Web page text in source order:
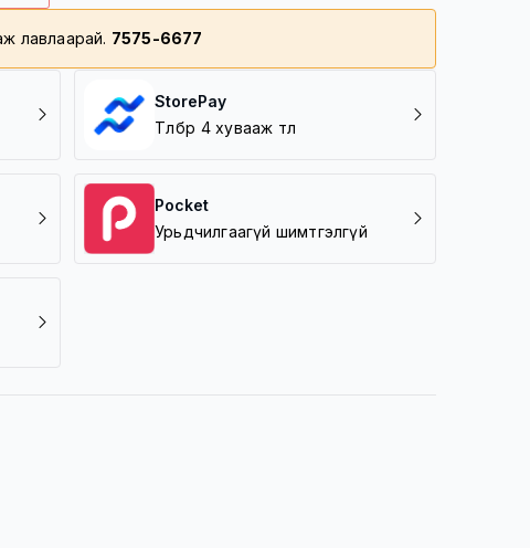
газар/
лавлаарай. 7575-6677
StorePay
Төлбөрөө 4 хувааж төл
Pocket
Урьдчилгаагүй шимтгэлгүй